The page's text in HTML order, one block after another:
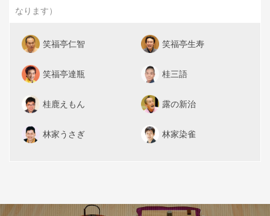
なります）
笑福亭仁智 笑福亭生寿
笑福亭達瓶 桂三語
桂鹿えもん 露の新治
林家うさぎ 林家染雀